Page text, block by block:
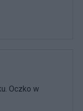
Oczko w